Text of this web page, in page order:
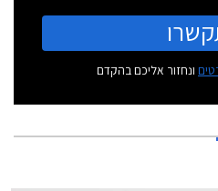
ונחזור אליכם בהקדם